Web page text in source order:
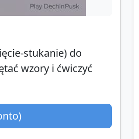
do
wzory i ćwiczyć